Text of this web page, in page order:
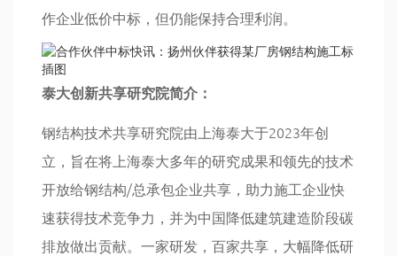
作企业低价中标，但仍能保持合理利润。
泰大创新共享研究院简介：
钢结构技术共享研究院由上海泰大于2023年创
立，旨在将上海泰大多年的研究成果和领先的技术
开放给钢结构/总承包企业共享，助力施工企业快
速获得技术竞争力，并为中国降低建筑建造阶段碳
排放做出贡献。一家研发，百家共享，大幅降低研